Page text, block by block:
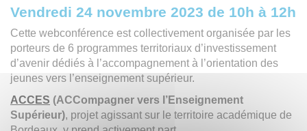
Vendredi 24 novembre 2023 de 10h à 12h
Cette webconférence est collectivement organisée par les
porteurs de 6 programmes territoriaux d’investissement
d’avenir dédiés à l’accompagnement à l’orientation des
jeunes vers l’enseignement supérieur.
ACCES (ACCompagner vers l’Enseignement
Supérieur), projet agissant sur le territoire académique de